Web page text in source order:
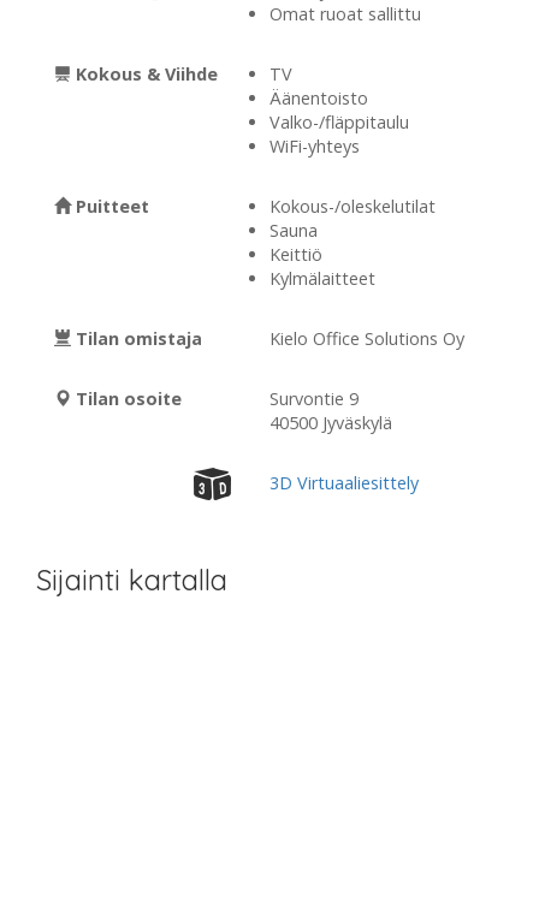
Omat ruoat sallittu
Kokous & Viihde
TV
Äänentoisto
Valko-/fläppitaulu
WiFi-yhteys
Puitteet
Kokous-/oleskelutilat
Sauna
Keittiö
Kylmälaitteet
Tilan omistaja Kielo Office Solutions Oy
Tilan osoite
Survontie 9
40500 Jyväskylä
3D Virtuaaliesittely
Sijainti kartalla